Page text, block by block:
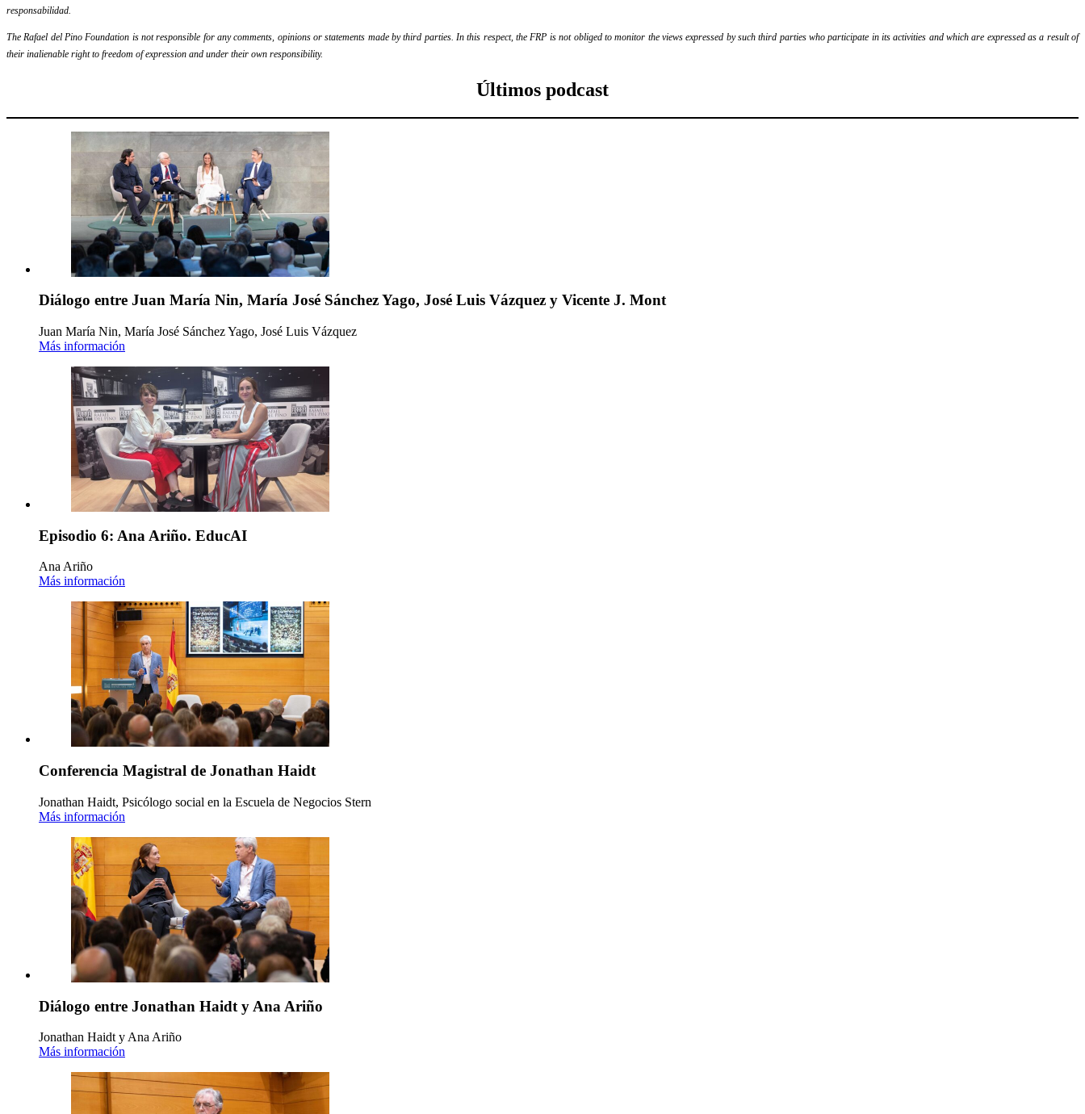
responsabilidad.
The Rafael del Pino Foundation is not responsible for any comments, opinions or statements made by third parties. In this respect, the FRP is not obliged to monitor the views expressed by such third parties who participate in its activities and which are expressed as a result of
their inalienable right to freedom of expression and under their own responsibility.
Últimos podcast
Diálogo entre Juan María Nin, María José Sánchez Yago, José Luis Vázquez y Vicente J. Mont
Juan María Nin, María José Sánchez Yago, José Luis Vázquez
Más información
Episodio 6: Ana Ariño. EducAI
Ana Ariño
Más información
Conferencia Magistral de Jonathan Haidt
Jonathan Haidt, Psicólogo social en la Escuela de Negocios Stern
Más información
Diálogo entre Jonathan Haidt y Ana Ariño
Jonathan Haidt y Ana Ariño
Más información